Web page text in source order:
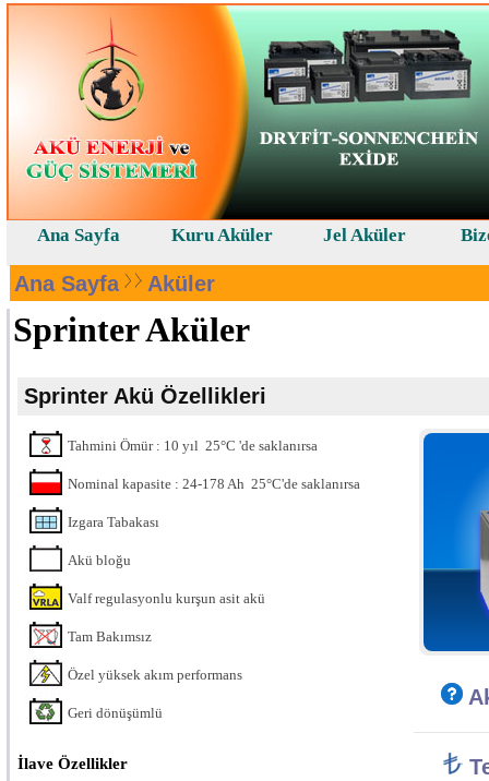
Ana Sayfa Aküler
Sprinter Aküler
Sprinter Akü Özellikleri
Tahmini Ömür : 10 yıl 25°C 'de saklanırsa
Nominal kapasite : 24-178 Ah 25°C'de saklanırsa
Izgara Tabakası
Akü bloğu
Valf regulasyonlu kurşun asit akü
Tam Bakımsız
Özel yüksek akım performans
Geri dönüşümlü
İlave Özellikler
Ana Sayfa Kuru Aküler Jel Aküler